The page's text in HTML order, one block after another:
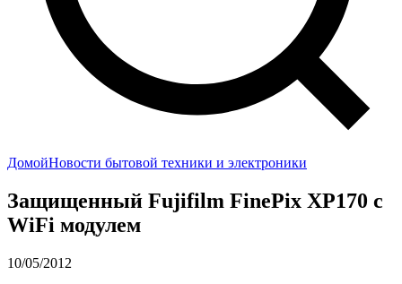
ДомойНовости бытовой техники и электроники
Защищенный Fujifilm FinePix XP170 с
WiFi модулем
10/05/2012